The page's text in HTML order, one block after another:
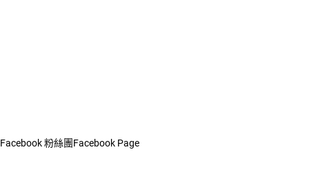
Facebook 粉絲團Facebook Page